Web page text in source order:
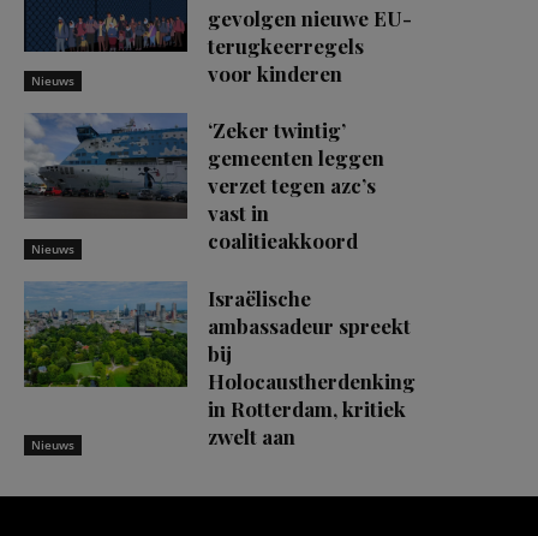
Nieuws
gevolgen nieuwe EU-
terugkeerregels
voor kinderen
Nieuws
‘Zeker twintig’
gemeenten leggen
verzet tegen azc’s
vast in
coalitieakkoord
Nieuws
Israëlische
ambassadeur spreekt
bij
Holocaustherdenking
in Rotterdam, kritiek
zwelt aan